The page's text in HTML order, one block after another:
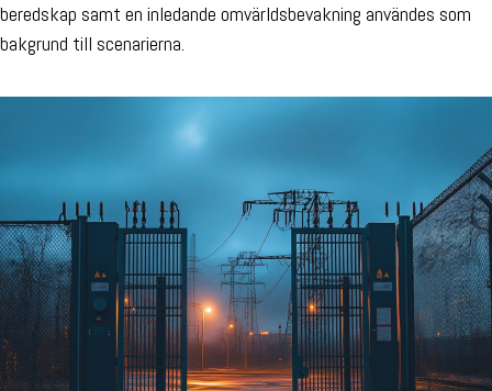
beredskap samt en inledande omvärldsbevakning användes som
bakgrund till scenarierna.